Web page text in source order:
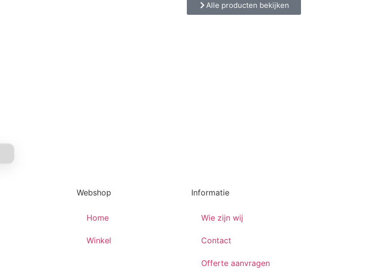
Alle producten bekijken
Webshop
Home
Winkel
Informatie
Wie zijn wij
Contact
Offerte aanvragen